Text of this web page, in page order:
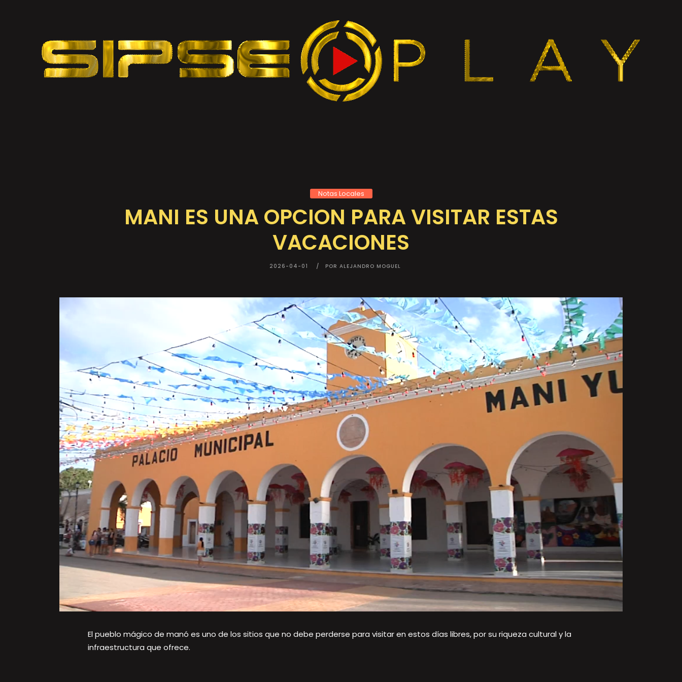
Notas Locales
MANI ES UNA OPCION PARA VISITAR ESTAS
VACACIONES
2026-04-01 POR ALEJANDRO MOGUEL
El pueblo mágico de manó es uno de los sitios que no debe perderse para visitar en estos días libres, por su riqueza cultural y la
infraestructura que ofrece.